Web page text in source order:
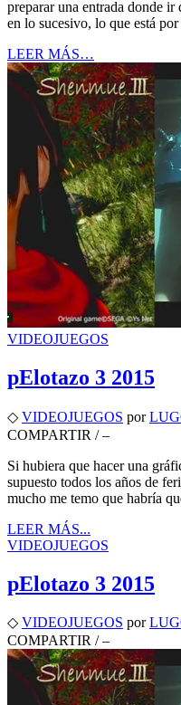
preparar una entrada donde
en lo sucesivo, lo que está
LEER MÁS…
VIDEOJUEGOS
pElotazo 3 2015
◇ VIDEOJUEGOS por
COMPARTIR / –
Si hubiera que hacer una
supuesto todos los años de
mucho me temo que habría
LEER MÁS...
VIDEOJUEGOS
pElotazo 3 2015
◇ VIDEOJUEGOS por
COMPARTIR / –